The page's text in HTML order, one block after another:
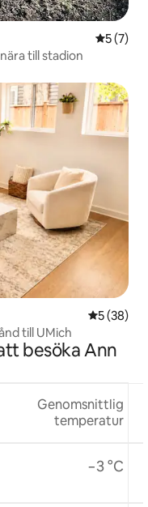
5 av 5 i
5 (7)
till stadion
5 av 5 i
5 (38)
till UMich
besöka Ann
Genomsnittlig
temperatur
−3 °C